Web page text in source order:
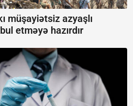
müşayiətsiz azyaşlı
etməyə hazırdır